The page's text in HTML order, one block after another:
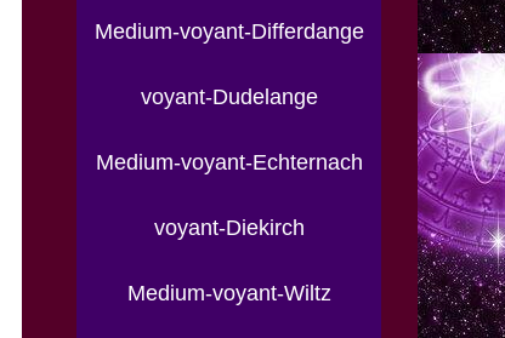
Medium-voyant-Differdange
voyant-Dudelange
Medium-voyant-Echternach
voyant-Diekirch
Medium-voyant-Wiltz